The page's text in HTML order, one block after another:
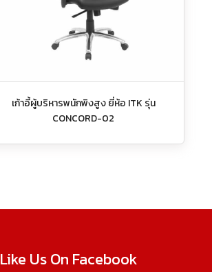
เก้าอี้ผู้บริหารพนักพิงสูง ยี่ห้อ ITK รุ่น
CONCORD-02
Like Us On Facebook